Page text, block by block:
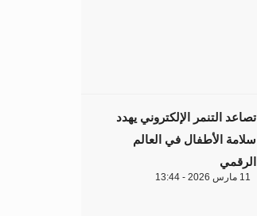
تصاعد التنمر الإلكتروني يهدد
سلامة الأطفال في العالم
الرقمي
11 مارس 2026 - 13:44